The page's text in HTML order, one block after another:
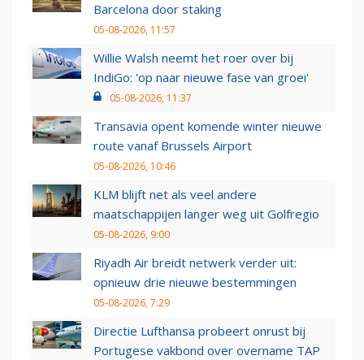
Barcelona door staking
05-08-2026, 11:57
Willie Walsh neemt het roer over bij
IndiGo: 'op naar nieuwe fase van groei'
05-08-2026, 11:37
Transavia opent komende winter nieuwe
route vanaf Brussels Airport
05-08-2026, 10:46
KLM blijft net als veel andere
maatschappijen langer weg uit Golfregio
05-08-2026, 9:00
Riyadh Air breidt netwerk verder uit:
opnieuw drie nieuwe bestemmingen
05-08-2026, 7:29
Directie Lufthansa probeert onrust bij
Portugese vakbond over overname TAP